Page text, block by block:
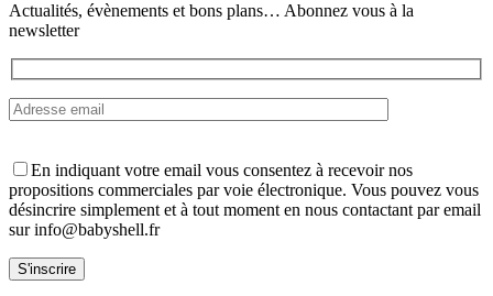
page
du
Actualités, évènements et bons plans… Abonnez vous à la
newsletter
En indiquant votre email vous consentez à recevoir nos
propositions commerciales par voie électronique. Vous pouvez vous
désincrire simplement et à tout moment en nous contactant par email
sur info@babyshell.fr